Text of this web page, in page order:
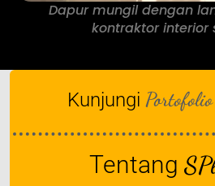
Dapur mungil dengan
kontraktor interior
Kunjungi Portofolio
Tentang